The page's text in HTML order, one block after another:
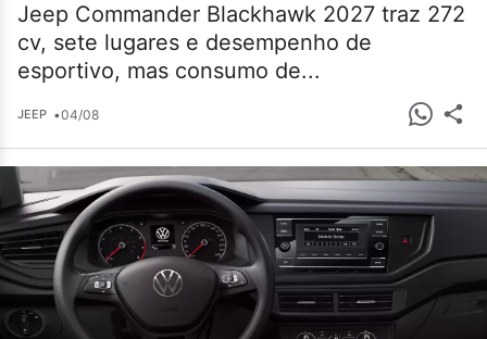
Jeep Commander Blackhawk 2027 traz 272
cv, sete lugares e desempenho de
esportivo, mas consumo de...
JEEP •04/08